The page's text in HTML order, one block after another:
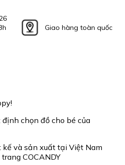
Giao hàng toàn quốc
chọn đồ cho bé của
và sản xuất tại Việt Nam
COCANDY